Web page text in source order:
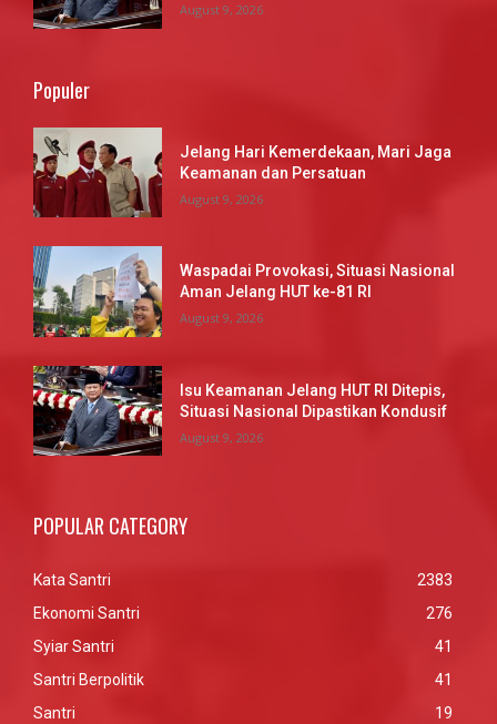
August 9, 2026
Populer
Jelang Hari Kemerdekaan, Mari Jaga
Keamanan dan Persatuan
August 9, 2026
Waspadai Provokasi, Situasi Nasional
Aman Jelang HUT ke-81 RI
August 9, 2026
Isu Keamanan Jelang HUT RI Ditepis,
Situasi Nasional Dipastikan Kondusif
August 9, 2026
POPULAR CATEGORY
Kata Santri
2383
Ekonomi Santri
276
Syiar Santri
41
Santri Berpolitik
41
Santri
19